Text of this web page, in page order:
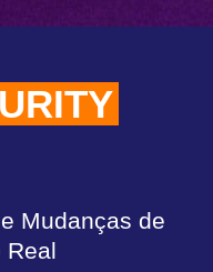
Mudanças de
Real